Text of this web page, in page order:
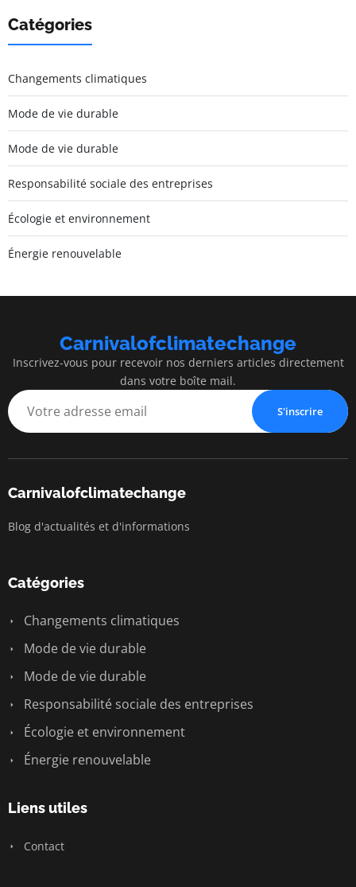
Catégories
Changements climatiques
Mode de vie durable
Mode de vie durable
Responsabilité sociale des entreprises
Écologie et environnement
Énergie renouvelable
Carnivalofclimatechange
Inscrivez-vous pour recevoir nos derniers articles directement
dans votre boîte mail.
S'inscrire
Carnivalofclimatechange
Blog d'actualités et d'informations
Catégories
Changements climatiques
Mode de vie durable
Mode de vie durable
Responsabilité sociale des entreprises
Écologie et environnement
Énergie renouvelable
Liens utiles
Contact